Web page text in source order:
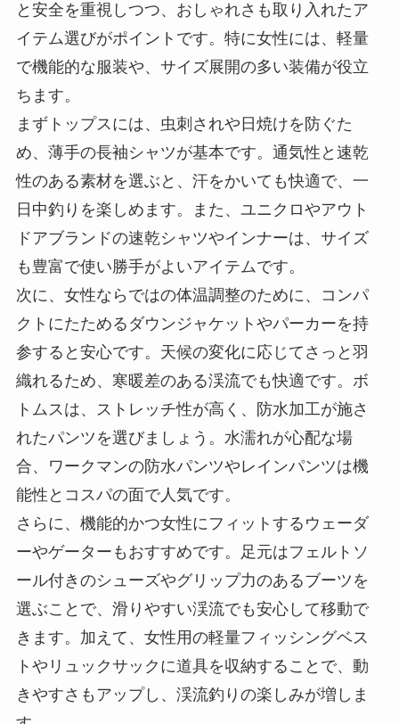
と安全を重視しつつ、おしゃれさも取り入れたア
イテム選びがポイントです。特に女性には、軽量
で機能的な服装や、サイズ展開の多い装備が役立
ちます。
まずトップスには、虫刺されや日焼けを防ぐた
め、薄手の長袖シャツが基本です。通気性と速乾
性のある素材を選ぶと、汗をかいても快適で、一
日中釣りを楽しめます。また、ユニクロやアウト
ドアブランドの速乾シャツやインナーは、サイズ
も豊富で使い勝手がよいアイテムです。
次に、女性ならではの体温調整のために、コンパ
クトにたためるダウンジャケットやパーカーを持
参すると安心です。天候の変化に応じてさっと羽
織れるため、寒暖差のある渓流でも快適です。ボ
トムスは、ストレッチ性が高く、防水加工が施さ
れたパンツを選びましょう。水濡れが心配な場
合、ワークマンの防水パンツやレインパンツは機
能性とコスパの面で人気です。
さらに、機能的かつ女性にフィットするウェーダ
ーやゲーターもおすすめです。足元はフェルトソ
ール付きのシューズやグリップ力のあるブーツを
選ぶことで、滑りやすい渓流でも安心して移動で
きます。加えて、女性用の軽量フィッシングベス
トやリュックサックに道具を収納することで、動
きやすさもアップし、渓流釣りの楽しみが増しま